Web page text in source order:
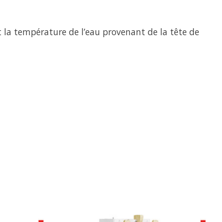
température de l’eau provenant de la tête de